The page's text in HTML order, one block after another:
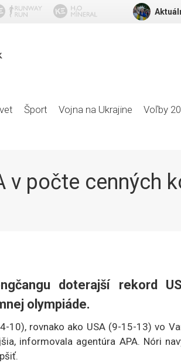
Šport Vojna na Ukrajine
Voľby
v počte cenných
doterajší rekord
olympiáde.
rovnako ako USA (9-15-13) vo
informovala agentúra APA. Nóri